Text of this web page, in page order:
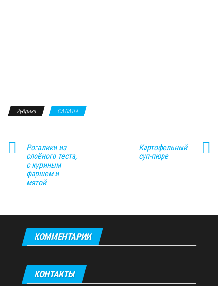
Рубрика САЛАТЫ
Рогалики из
слоёного теста,
с куриным
фаршем и
мятой
Картофельный
суп-пюре
КОММЕНТАРИИ
КОНТАКТЫ